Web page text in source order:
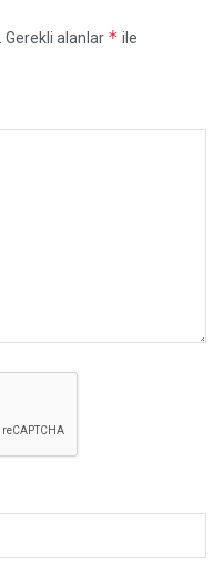
Gerekli alanlar * ile